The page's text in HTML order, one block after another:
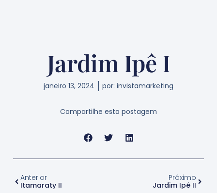
Jardim Ipê I
janeiro 13, 2024 por: invistamarketing
Compartilhe esta postagem
Anterior
Itamaraty II
Próximo
Jardim Ipê II